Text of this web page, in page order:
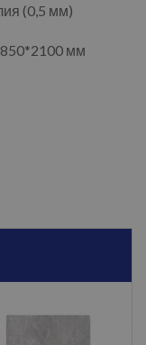
(0,5 мм)
мм